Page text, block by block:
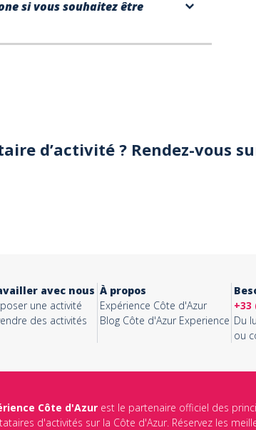
si vous souhaitez être
d’activité ? Rendez-vous
avec nous
une activité
des activités
À propos
Expérience Côte d'Azur
Blog Côte d'Azur Experience
+33
Du
ou
Côte d'Azurest le partenaire officiel des
d'activités sur la Côte d'Azur. Réservez les